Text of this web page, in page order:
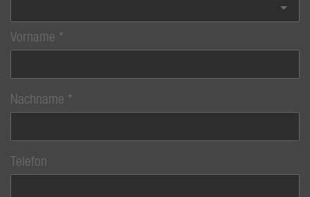
Vorname
Nachname
Telefon